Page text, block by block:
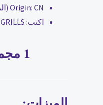
Origin: CN (المنشأ)
اكتب: GRILLS
1 مجموعة حامل محمصة الدجاج رف للشواء مقلاة خبز شواء أدوات شواء إكسسوارات شواية داخلية